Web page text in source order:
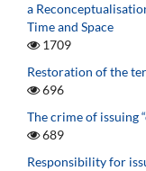
a
Time and Space
1709
Restoration of the
696
The crime of issuing
689
Responsibility for